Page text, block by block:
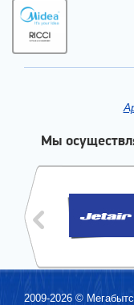
Мы
2009-2026 ©